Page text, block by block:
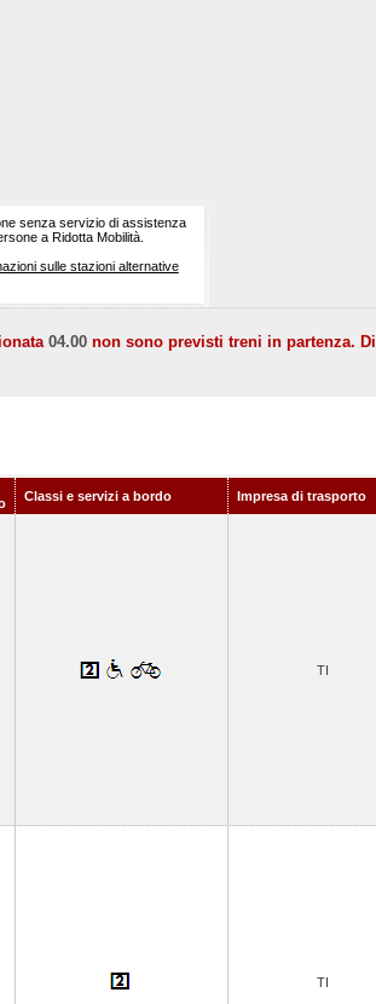
senza servizio di assistenza
a Ridotta Mobilità.
sulle stazioni alternative
04.00 non sono previsti treni in partenza.
Classi e servizi a bordo Impresa di trasporto
TI
TI